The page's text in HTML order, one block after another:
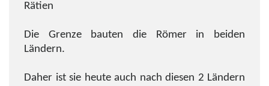
Rätien
Die Grenze bauten die Römer in beiden
Ländern.
Daher ist sie heute auch nach diesen 2 Ländern